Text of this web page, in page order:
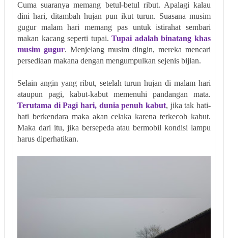
Cuma suaranya memang betul-betul ribut. Apalagi kalau
dini hari, ditambah hujan pun ikut turun. Suasana musim
gugur malam hari memang pas untuk istirahat sembari
makan kacang seperti tupai.Tupai adalah binatang khas
musim gugur. Menjelang musim dingin, mereka mencari
persediaan makana dengan mengumpulkan sejenis bijian.
Selain angin yang ribut, setelah turun hujan di malam hari
ataupun pagi, kabut-kabut memenuhi pandangan mata.
Terutama di Pagi hari, dunia penuh kabut, jika tak hati-
hati berkendara maka akan celaka karena terkecoh kabut.
Maka dari itu, jika bersepeda atau bermobil kondisi lampu
harus diperhatikan.